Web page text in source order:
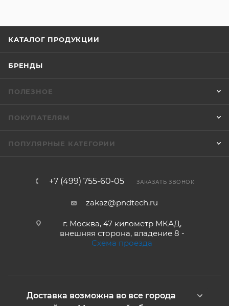
КАТАЛОГ ПРОДУКЦИИ
БРЕНДЫ
ПОЛЕЗНОЕ
ПОКУПАТЕЛЯМ
ПОПУЛЯРНЫЕ КАТЕГОРИИ
+7 (499) 755-60-05 ЗАКАЗАТЬ ЗВОНОК
zakaz@pndtech.ru
г. Москва, 47 километр МКАД,
внешняя сторона, владение 8 -
Схема проезда
Доставка возможна во все города